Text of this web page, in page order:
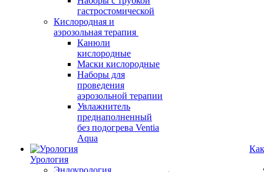
гастростомической
Кислородная и
аэрозольная терапия
Канюли
кислородные
Маски кислородные
Наборы для
проведения
аэрозольной терапии
Увлажнитель
преднаполненный
без подогрева Ventia
Aqua
Урология
Эндоурология